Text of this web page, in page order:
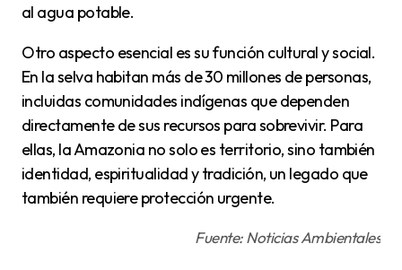
al agua potable.
Otro aspecto esencial es su función cultural y social.
En la selva habitan más de 30 millones de personas,
incluidas comunidades indígenas que dependen
directamente de sus recursos para sobrevivir. Para
ellas, la Amazonia no solo es territorio, sino también
identidad, espiritualidad y tradición, un legado que
también requiere protección urgente.
Fuente: Noticias Ambientales